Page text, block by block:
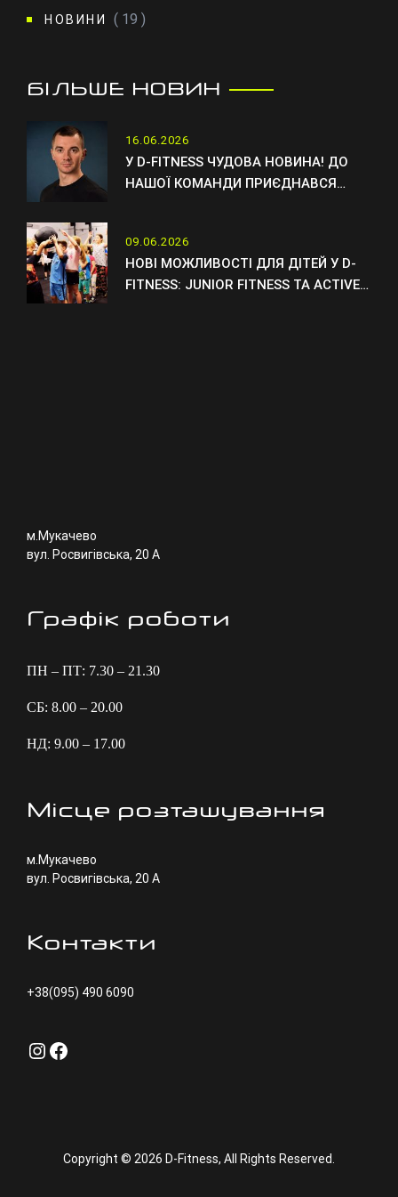
НОВИНИ ( 19 )
БІЛЬШЕ НОВИН
У D-FITNESS ЧУДОВА НОВИНА! ДО
НАШОЇ КОМАНДИ ПРИЄДНАВСЯ
16.06.2026
НОВІ МОЖЛИВОСТІ ДЛЯ ДІТЕЙ У D-
FITNESS: JUNIOR FITNESS ТА ACTIVE
09.06.2026
м.Мукачево
вул. Росвигівська, 20 А
Графік роботи
ПН – ПТ: 7.30 – 21.30
СБ: 8.00 – 20.00
НД: 9.00 – 17.00
Місце розташування
м.Мукачево
вул. Росвигівська, 20 А
Контакти
+38(095) 490 6090
Instagram
Copyright © 2026 D-Fitness, All Rights Reserved.